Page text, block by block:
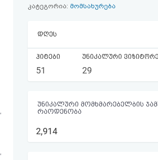
კატეგორია: მომსახურება
დღეს
ჰიტები
51
უნიკალური
29
უნიკალური მომხმარებელბის
რაოდენობა
2,914